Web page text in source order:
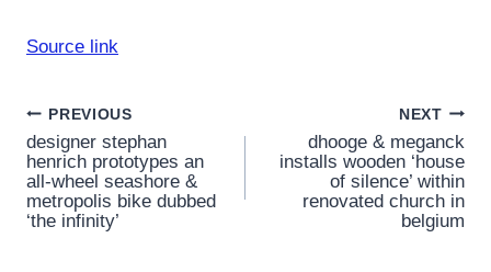
Source link
Post
navigation
PREVIOUS
designer stephan
henrich prototypes an
all-wheel seashore &
metropolis bike dubbed
‘the infinity’
NEXT
dhooge & meganck
installs wooden ‘house
of silence’ within
renovated church in
belgium